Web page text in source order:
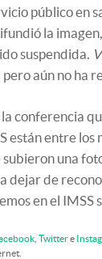
público en
la
suspendida.
aún no ha
conferencia
están entre los
una
dejar de
en el IMSS
Twittere